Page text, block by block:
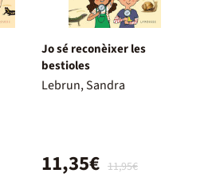
Jo sé reconèixer les
bestioles
Lebrun, Sandra
11,95€
11,35€